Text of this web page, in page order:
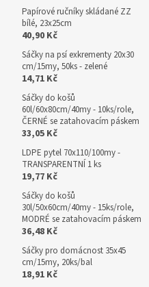
Papírové ručníky skládané ZZ
bílé, 23x25cm
40,90 Kč
Sáčky na psí exkrementy 20x30
cm/15my, 50ks - zelené
14,71 Kč
Sáčky do košů
60l/60x80cm/40my - 10ks/role,
ČERNÉ se zatahovacím páskem
33,05 Kč
LDPE pytel 70x110/100my -
TRANSPARENTNÍ 1 ks
19,77 Kč
Sáčky do košů
30l/50x60cm/40my - 15ks/role,
MODRÉ se zatahovacím páskem
36,48 Kč
Sáčky pro domácnost 35x45
cm/15my, 20ks/bal
18,91 Kč